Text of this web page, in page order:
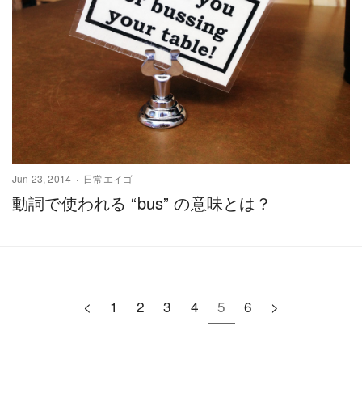
Jun 23, 2014 日常エイゴ
動詞で使われる “bus” の意味とは？
< 1 2 3 4 5 6 >